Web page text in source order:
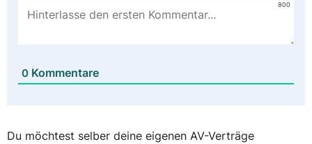
800
0 Kommentare
Du möchtest selber deine eigenen AV-Verträge